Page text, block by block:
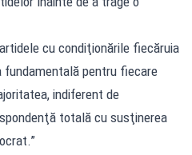
cu condiţionările fiecăruia
fundamentală pentru fiecare
indiferent de
totală cu susţinerea